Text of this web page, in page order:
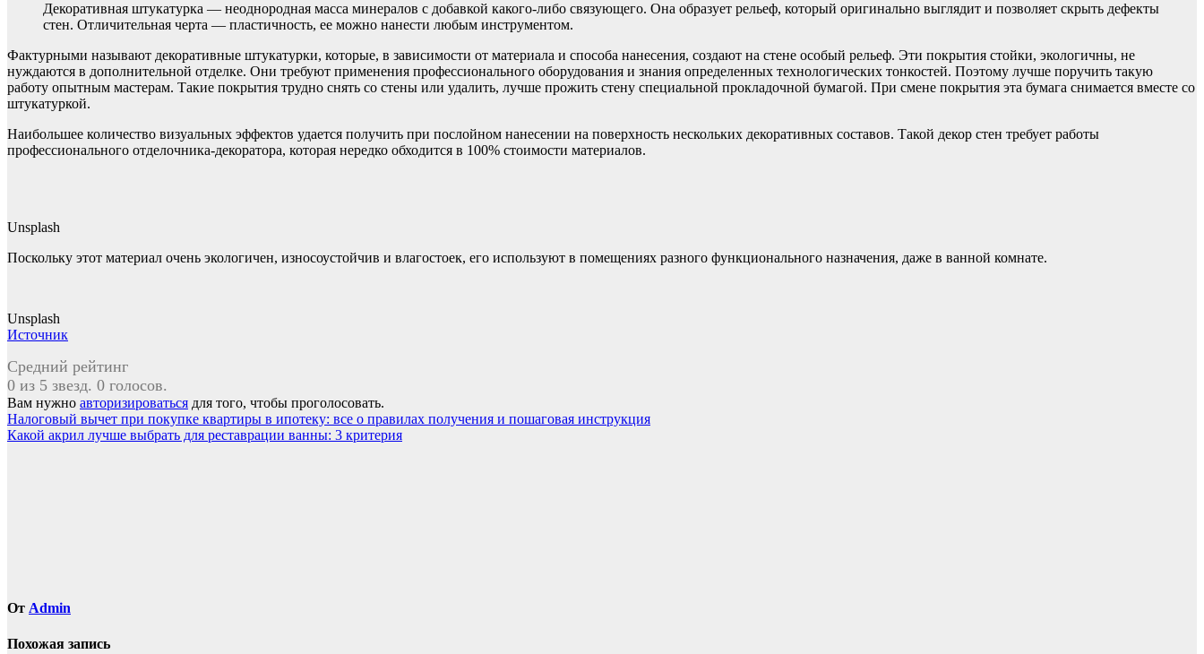
Декоративная штукатурка — неоднородная масса минералов с добавкой какого-либо связующего. Она образует рельеф, который оригинально выглядит и позволяет скрыть дефекты
стен. Отличительная черта — пластичность, ее можно нанести любым инструментом.
Фактурными называют декоративные штукатурки, которые, в зависимости от материала и способа нанесения, создают на стене особый рельеф. Эти покрытия стойки, экологичны, не
нуждаются в дополнительной отделке. Они требуют применения профессионального оборудования и знания определенных технологических тонкостей. Поэтому лучше поручить такую
работу опытным мастерам. Такие покрытия трудно снять со стены или удалить, лучше прожить стену специальной прокладочной бумагой. При смене покрытия эта бумага снимается вместе со
штукатуркой.
Наибольшее количество визуальных эффектов удается получить при послойном нанесении на поверхность нескольких декоративных составов. Такой декор стен требует работы
профессионального отделочника-декоратора, которая нередко обходится в 100% стоимости материалов.
Unsplash
Поскольку этот материал очень экологичен, износоустойчив и влагостоек, его используют в помещениях разного функционального назначения, даже в ванной комнате.
Unsplash
Источник
Средний рейтинг
0 из 5 звезд. 0 голосов.
Вам нужно авторизироваться для того, чтобы проголосовать.
Навигация
по
Налоговый вычет при покупке квартиры в ипотеку: все о правилах получения и пошаговая инструкция
Какой акрил лучше выбрать для реставрации ванны: 3 критерия
От Admin
Похожая запись